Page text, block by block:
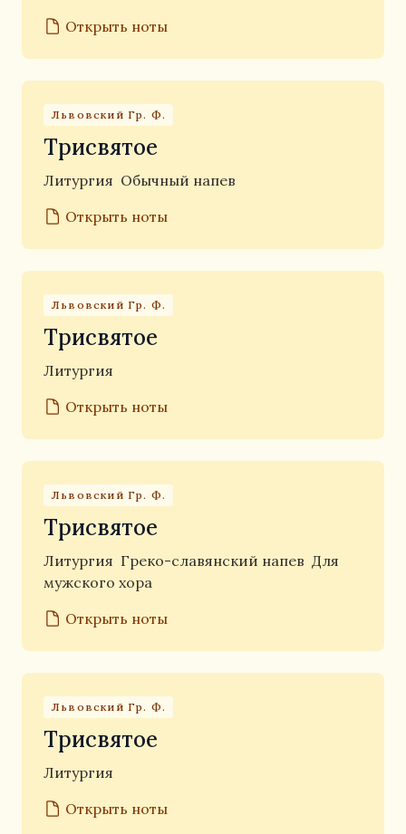
Открыть ноты
Львовский Гр. Ф.
Трисвятое
Литургия Обычный напев
Открыть ноты
Львовский Гр. Ф.
Трисвятое
Литургия
Открыть ноты
Львовский Гр. Ф.
Трисвятое
Литургия Греко-славянский напев Для
мужского хора
Открыть ноты
Львовский Гр. Ф.
Трисвятое
Литургия
Открыть ноты